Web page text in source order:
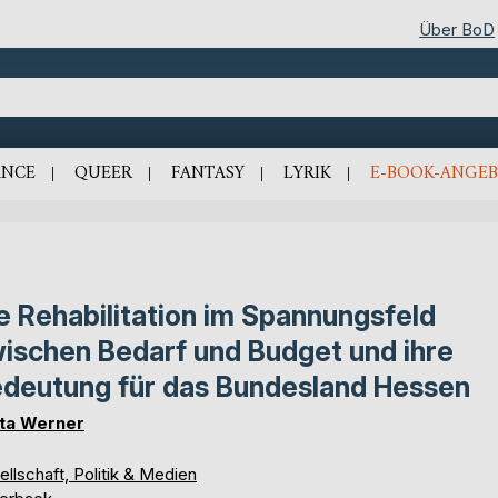
Über BoD
QUEER FANTASY LYRIK E-BOOK-
Rehabilitation im Spannungsfeld
Bedarf und Budget und ihre
für das Bundesland Hessen
Werner
Politik & Medien